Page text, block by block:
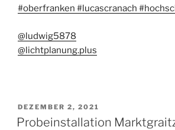
#oberfranken #lucascranach
@ludwig5878
@lichtplanung.plus
VERÖFFENTLICHT
AM
DEZEMBER 2, 2021
Probeinstallation